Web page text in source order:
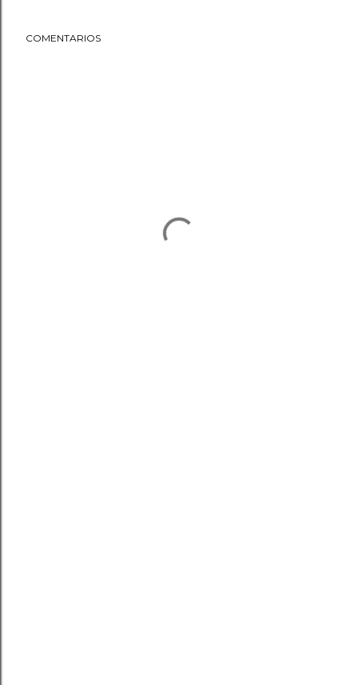
COMENTARIOS